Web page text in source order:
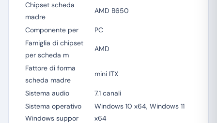
Chipset scheda
madre
AMD B650
Componente per
PC
Famiglia di chipset
per scheda m
AMD
Fattore di forma
scheda madre
mini ITX
Sistema audio
7.1 canali
Sistema operativo
Windows suppor
Windows 10 x64, Windows 11
x64